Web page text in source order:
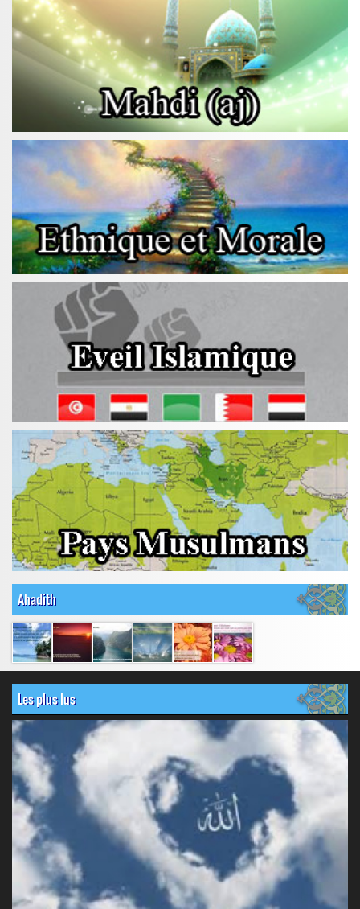
Ahadith
Les plus lus